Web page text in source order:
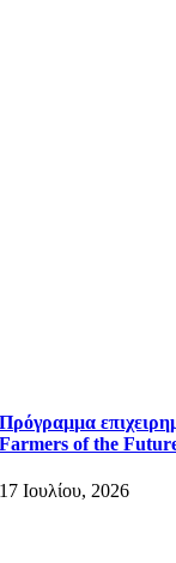
Πρόγραμμα
Farmers of the
17 Ιουλίου, 2026